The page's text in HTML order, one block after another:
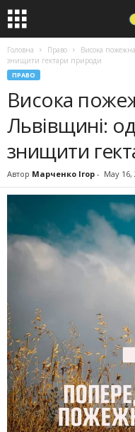
Головна Право
Висока
знищити гектари природи
ПРАВО
Висока
Львівщині:
знищити
Автор Марченко Ігор - May 16,